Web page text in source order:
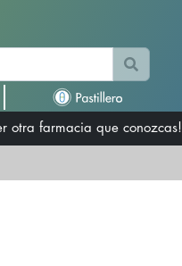
otra farmacia que conozcas!